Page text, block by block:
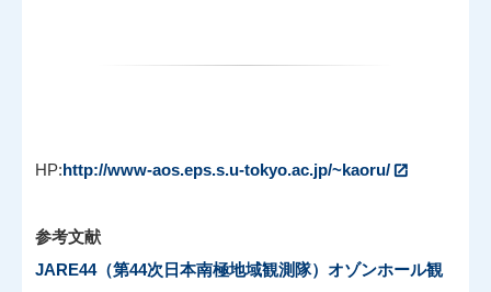
HP:http://www-aos.eps.s.u-tokyo.ac.jp/~kaoru/
参考文献
JARE44（第44次日本南極地域観測隊）オゾンホール観